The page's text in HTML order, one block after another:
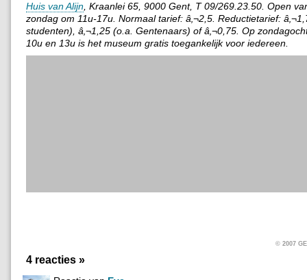
Huis van Alijn, Kraanlei 65, 9000 Gent, T 09/269.23.50. Open
zondag om 11u-17u. Normaal tarief: â‚¬2,5. Reductietarief:
studenten), â‚¬1,25 (o.a. Gentenaars) of â‚¬0,75. Op
10u en 13u is het museum gratis toegankelijk voor iedereen.
© 2007
4 reacties »